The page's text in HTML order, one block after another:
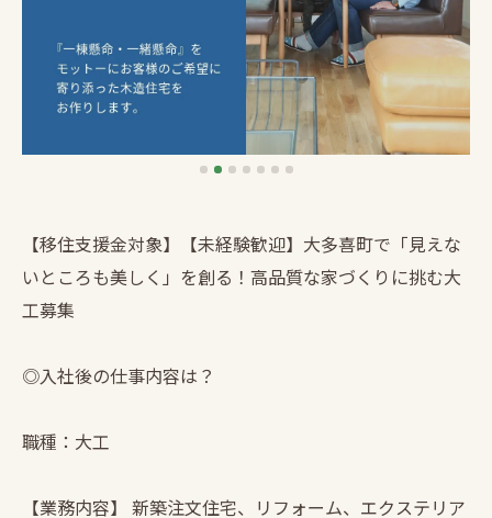
【移住支援金対象】【未経験歓迎】大多喜町で「見えな
いところも美しく」を創る！高品質な家づくりに挑む大
工募集
◎入社後の仕事内容は？
職種：大工
【業務内容】 新築注文住宅、リフォーム、エクステリア